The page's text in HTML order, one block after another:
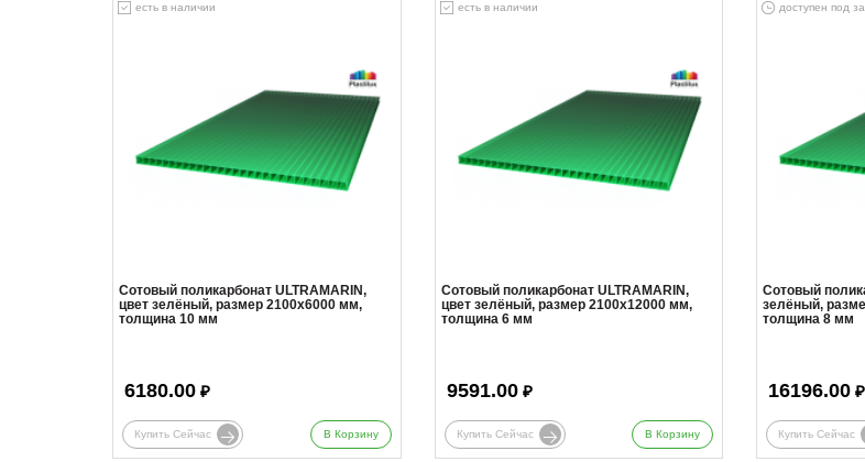
есть в наличии
Сотовый поликарбонат ULTRAMARIN,
цвет зелёный, размер 2100x6000 мм,
толщина 10 мм
6180.00 ₽
Купить Сейчас В Корзину
есть в наличии
Сотовый поликарбонат ULTRAMARIN,
цвет зелёный, размер 2100x12000 мм,
толщина 6 мм
9591.00₽
Купить Сейчас В Корзину
доступен под
Сотовый
зелёный,
толщина 8 мм
16196.00 ₽
Купить Сейчас